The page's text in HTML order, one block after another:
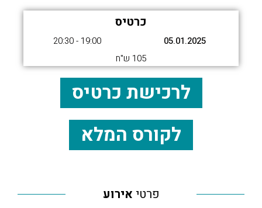
כרטיס
05.01.2025
19:00 - 20:30
105 ש"ח
לרכישת כרטיס
לקורס המלא
פרטי אירוע